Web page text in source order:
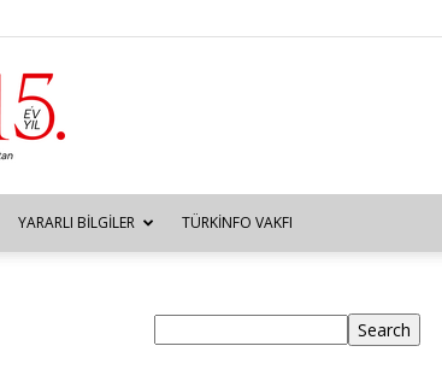
YARARLI BILGILER TÜRKINFO VAKFI
Search